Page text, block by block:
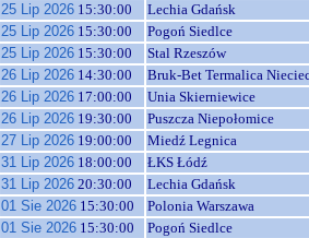
25 Lip 2026 15:30:00
Lechia Gdańsk
25 Lip 2026 15:30:00
Pogoń Siedlce
25 Lip 2026 15:30:00
Stal Rzeszów
26 Lip 2026 14:30:00
Bruk-Bet Termalica
26 Lip 2026 17:00:00
Unia Skierniewice
26 Lip 2026 19:30:00
Puszcza Niepołomice
27 Lip 2026 19:00:00
Miedź Legnica
31 Lip 2026 18:00:00
ŁKS Łódź
31 Lip 2026 20:30:00
Lechia Gdańsk
01 Sie 2026 15:30:00
Polonia Warszawa
01 Sie 2026 15:30:00
Pogoń Siedlce